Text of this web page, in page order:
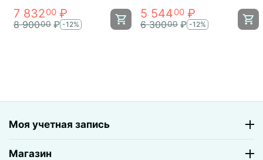
7 83200 ₽
8 90000 ₽ -12%
5 54400 ₽
6 30000 ₽ -12%
Моя учетная запись
Магазин